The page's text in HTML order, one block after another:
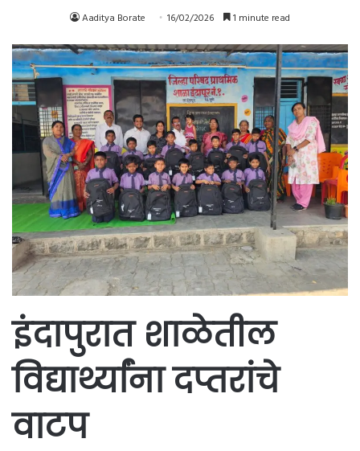
Aaditya Borate 16/02/2026 1 minute read
इंदापुरात शाळेतील
विद्यार्थ्यांना दप्तरांचे
वाटप